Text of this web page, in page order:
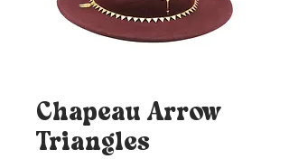
Chapeau Arrow
Triangles